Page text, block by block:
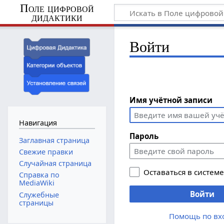
Поле цифровой
дидактики
Войти
Имя учётной записи
Пароль
Оставаться в системе
Войти
Помощь по
Навигация
Заглавная страница
Свежие правки
Случайная страница
Справка по
MediaWiki
Служебные
страницы